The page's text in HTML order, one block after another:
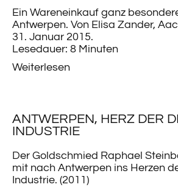
Ein Wareneinkauf ganz
Antwerpen. Von Elisa Zander,
31. Januar 2015.
Lesedauer: 8 Minuten
Weiterlesen
ANTWERPEN, HERZ DER
INDUSTRIE
Der Goldschmied Raphael
mit nach Antwerpen ins Herzen
Industrie. (2011)